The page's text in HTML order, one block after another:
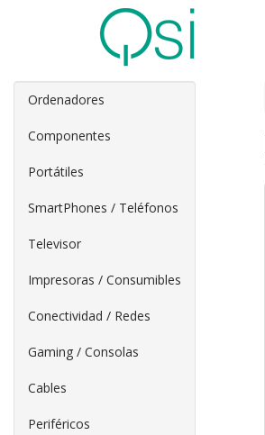
Ordenadores
Componentes
Portátiles
SmartPhones / Teléfonos
Televisor
Impresoras / Consumibles
Conectividad / Redes
Gaming / Consolas
Cables
Periféricos